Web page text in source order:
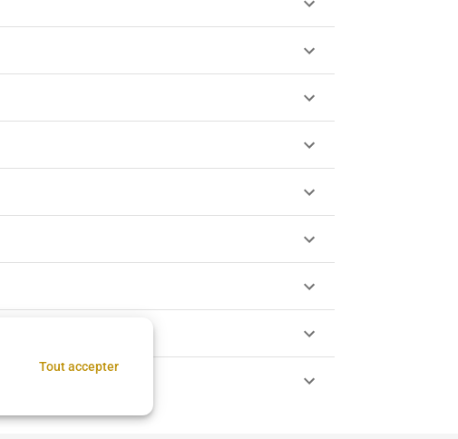
Tout accepter